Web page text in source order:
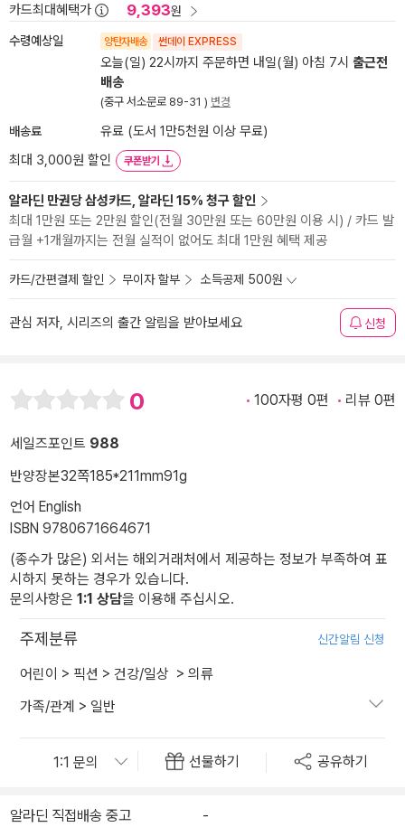
카드최대혜택가 9,393원
수령예상일 양탄자배송 썬데이 EXPRESS
오늘(일) 22시까지 주문하면 내일(월) 아침 7시 출근전
배송
(중구 서소문로 89-31 ) 변경
배송료
유료 (도서 1만5천원 이상 무료)
최대 3,000원 할인
쿠폰받기
알라딘 만권당 삼성카드, 알라딘 15% 청구 할인
최대 1만원 또는 2만원 할인(전월 30만원 또는 60만원 이용 시) / 카드 발
급월 +1개월까지는 전월 실적이 없어도 최대 1만원 혜택 제공
카드/간편결제 할인 무이자 할부 소득공제 500원
관심 저자, 시리즈의 출간 알림을 받아보세요 신청
0 100자평 0편 리뷰 0편
세일즈포인트 988
반양장본32쪽185*211mm91g
언어 English
ISBN 9780671664671
(종수가 많은) 외서는 해외거래처에서 제공하는 정보가 부족하여 표
시하지 못하는 경우가 있습니다.
문의사항은 1:1 상담을 이용해 주십시오.
주제분류 신간알림 신청
어린이 > 픽션 > 건강/일상 > 의류
가족/관계 > 일반
선물하기 공유하기
알라딘 직접배송 중고
-